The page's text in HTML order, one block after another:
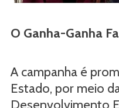
O Ganha-Ganha
A campanha é
Estado, por meio